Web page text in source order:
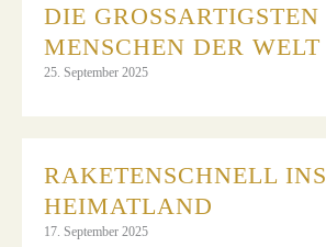
DIE GROSSARTIGSTEN M
ENSCHEN DER WELT
25. September 2025
RAKETENSCHNELL INS
HEIMATLAND
17. September 2025